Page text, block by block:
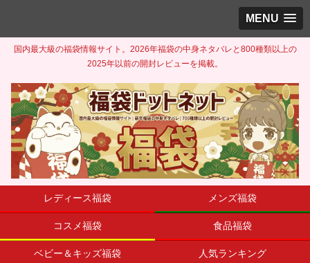
MENU
国内最大級の福袋情報サイト。2026年福袋の中身ネタバレと800種類以上の
2025年以前の開封レビューを掲載。
レディース福袋 メンズ福袋
コスメ福袋 食品福袋
ベビー＆キッズ福袋 人気ランキング